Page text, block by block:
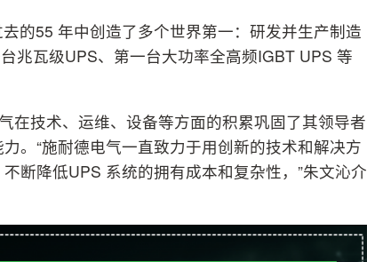
的55 年中创造了多个世界第一：研发并生产制造
兆瓦级UPS、第一台大功率全高频IGBT UPS 等
在技术、运维、设备等方面的积累巩固了其领导者
。“施耐德电气一直致力于用创新的技术和解决方
断降低UPS 系统的拥有成本和复杂性，”朱文沁介